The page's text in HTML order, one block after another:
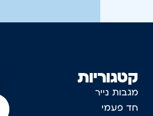
קטגוריות
מגבות נייר
חד פעמי